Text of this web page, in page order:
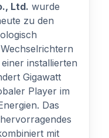
Ltd. wurde
zu den
installierten
Gigawatt
Player im
Das
mit